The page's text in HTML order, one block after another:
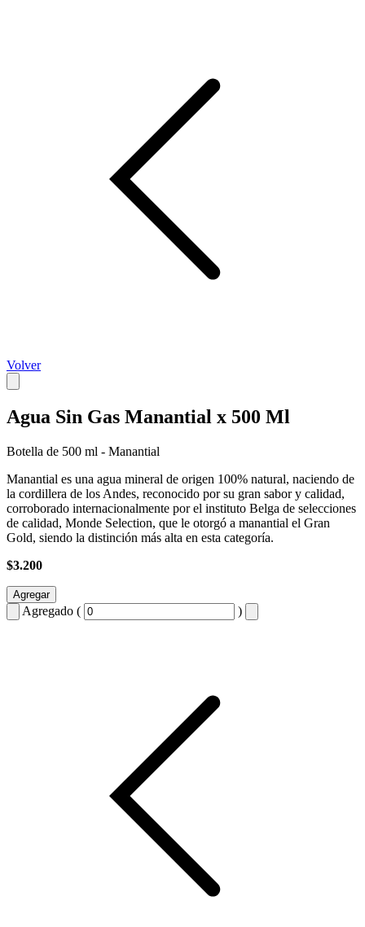
Volver
Agua Sin Gas Manantial x 500 Ml
Botella de 500 ml - Manantial
Manantial es una agua mineral de origen 100% natural, naciendo de
la cordillera de los Andes, reconocido por su gran sabor y calidad,
corroborado internacionalmente por el instituto Belga de selecciones
de calidad, Monde Selection, que le otorgó a manantial el Gran
Gold, siendo la distinción más alta en esta categoría.
$3.200
Agregar
Agregado ( )